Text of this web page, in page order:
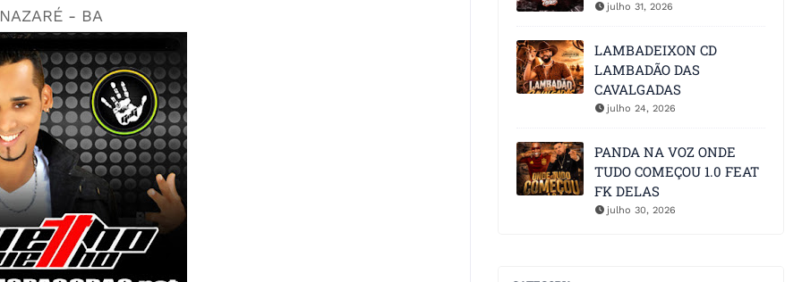
- BA julho 31, 2026
LAMBADEIXON CD
LAMBADÃO DAS
CAVALGADAS
julho 24, 2026
PANDA NA VOZ ONDE
TUDO COMEÇOU 1.0 FEAT
FK DELAS
julho 30, 2026